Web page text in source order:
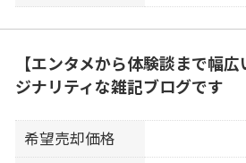
【エンタメから体験談まで幅
ジナリティな雑記ブログです
希望売却価格